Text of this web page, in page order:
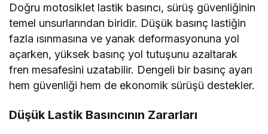
Doğru motosiklet lastik basıncı, sürüş güvenliğinin
temel unsurlarından biridir. Düşük basınç lastiğin
fazla ısınmasına ve yanak deformasyonuna yol
açarken, yüksek basınç yol tutuşunu azaltarak
fren mesafesini uzatabilir. Dengeli bir basınç ayarı
hem güvenliği hem de ekonomik sürüşü destekler.
Düşük Lastik Basıncının Zararları